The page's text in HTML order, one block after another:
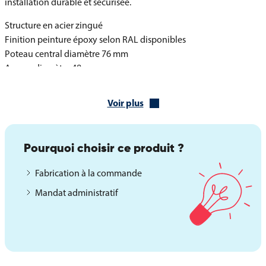
Structure en acier zingué
Finition peinture époxy selon RAL disponibles
Poteau central diamètre 76 mm
Arceau diamètre 48 mm
Différentes hauteurs et poids sont proposés selon le modèle
choisi.
Tête boule hauteur 150 cm, poids 15 kg
Tête bombée hauteur 122 cm, poids 11 kg
Une platine de fixation est disponible en option pour une pose
Épaisseur 8 mm
Voir plus
Pourquoi choisir ce produit ?
Fabrication à la commande
Mandat administratif